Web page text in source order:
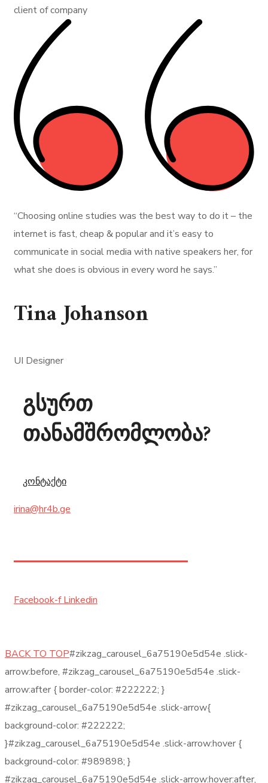
client of company
“Choosing online studies was the best way to do it – the
internet is fast, cheap & popular and it’s easy to
communicate in social media with native speakers her, for
what she does is obvious in every word he says.”
Tina Johanson
UI Designer
გსურთ
თანამშრომლობა?
კონტაქტი
irina@hr4b.ge
+995 591 96 11 11
Facebook-f Linkedin
BACK TO TOP#zikzag_carousel_6a75190e5d54e .slick-
arrow:before, #zikzag_carousel_6a75190e5d54e .slick-
arrow:after { border-color: #222222; }
#zikzag_carousel_6a75190e5d54e .slick-arrow{
background-color: #222222;
}#zikzag_carousel_6a75190e5d54e .slick-arrow:hover {
background-color: #989898; }
#zikzag_carousel_6a75190e5d54e .slick-arrow:hover:after,